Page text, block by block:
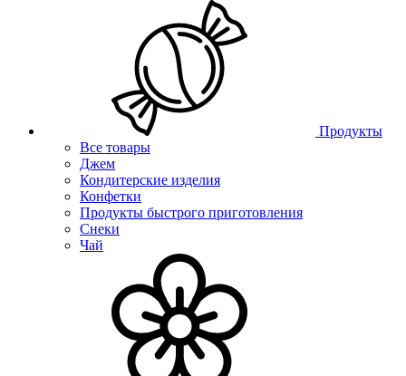
Продукты
Все товары
Джем
Кондитерские изделия
Конфетки
Продукты быстрого приготовления
Снеки
Чай